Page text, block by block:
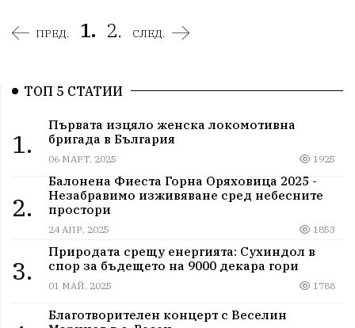
ПРЕД. 1. 2. СЛЕД.
ТОП 5 СТАТИИ
1.
Първата изцяло женска локомотивна
бригада в България
06 МАРТ, 2025 1925
2.
Балонена Фиеста Горна Оряховица 2025 -
Незабравимо изживяване сред небесните
простори
24 АПР, 2025 1853
3.
Природата срещу енергията: Сухиндол в
спор за бъдещето на 9000 декара гори
01 МАЙ, 2025 1788
Благотворителен концерт с Веселин